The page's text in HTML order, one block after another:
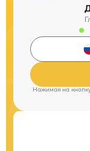
Нажимая на